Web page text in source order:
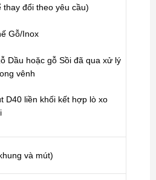
thay đổi theo yêu cầu)
Gỗ/Inox
Dầu hoặc gỗ Sồi đã qua xử lý
vênh
D40 liền khối kết hợp lò xo
và mút)